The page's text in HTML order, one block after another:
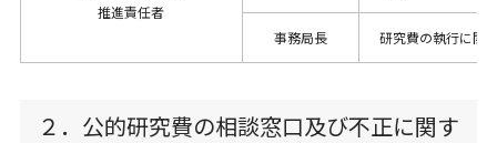
推進責任者
事務局長 研究費の執行に関
２．公的研究費の相談窓口及び不正に関す